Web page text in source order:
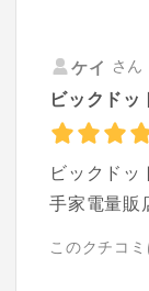
ケイ さ
ビックドッ
ビックド
手家電量販
このクチコ